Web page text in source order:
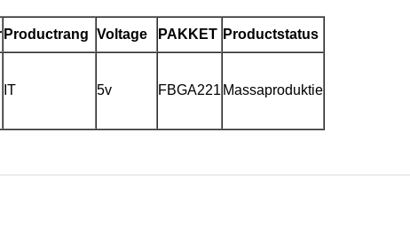
Productrang Voltage PAKKET Productstatus
IT 5v FBGA221 Massaproduktie